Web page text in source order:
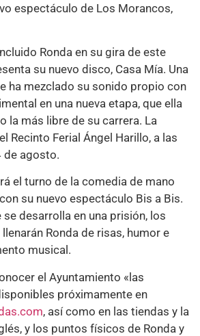
espectáculo de Los Morancos,
Ronda en su gira de este
su nuevo disco, Casa Mía. Una
ha mezclado su sonido propio con
en una nueva etapa, que ella
la más libre de su carrera. La
Recinto Ferial Ángel Harillo, a las
de agosto.
el turno de la comedia de mano
su nuevo espectáculo Bis a Bis.
se desarrolla en una prisión, los
Ronda de risas, humor e
musical.
el Ayuntamiento «las
próximamente en
, así como en las tiendas y la
y los puntos físicos de Ronda y